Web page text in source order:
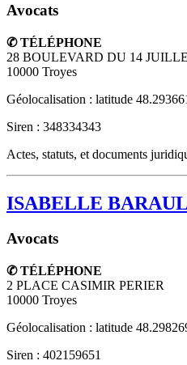
Avocats
✆ TÉLÉPHONE
28 BOULEVARD DU 14
10000 Troyes
Géolocalisation : latitude
Siren : 348334343
Actes, statuts, et documents
ISABELLE
Avocats
✆ TÉLÉPHONE
2 PLACE CASIMIR PERIER
10000 Troyes
Géolocalisation : latitude
Siren : 402159651